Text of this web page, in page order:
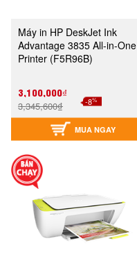
Máy in HP DeskJet Ink
Advantage 3835 All-in-One
Printer (F5R96B)
3,100,000₫
3,345,600₫ -8%
MUA NGAY